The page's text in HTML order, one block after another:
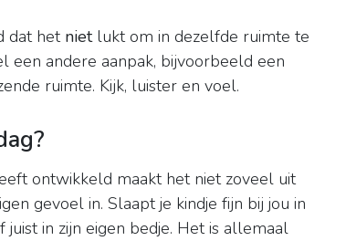
dat het nietlukt om in dezelfde ruimte te
een andere aanpak, bijvoorbeeld een
ruimte. Kijk, luister en voel.
ontwikkeld maakt het niet zoveel uit
gevoel in. Slaapt je kindje fijn bij jou in
in zijn eigen bedje. Het is allemaal